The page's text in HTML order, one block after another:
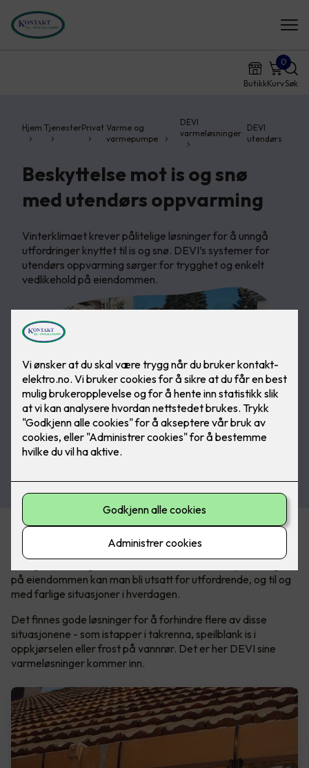
ButikkKurv
0
Søk
Hjem TjenesterPrivat Varme og
varmepumpe
DEVI
varmeløsninger
DEVI
utendørs
Beskyttelse mot is og snø
med utendørs oppvarming
Vinterklimaet krever pålitelige løsninger for å unngå
utfordringer knyttet til is og snø. DEVI’s systemer for
utendørs oppvarming sørger for trygghet og enkelt
vedlikehold på eiendommen.
En trygg og mer komfortabel vinter
på eiendommen kan man bli utsatt for utfordrende, og til og
med farlige situasjoner i hverdagen.
Det finnes gode løsninger for å forhindre flere av disse
situasjonene - som istapper i takrenna, speilblank is i
oppkjørselen eller frost på vannrør. Det er her DEVI sine
varmeløsninger kommer inn.